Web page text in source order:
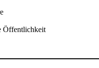
Öffentlichkeit